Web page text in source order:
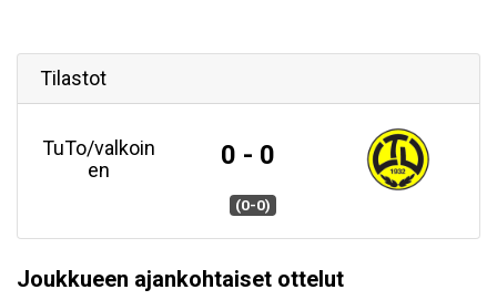
Tilastot
TuTo/valkoin
en
0 - 0
(0-0)
Joukkueen ajankohtaiset ottelut